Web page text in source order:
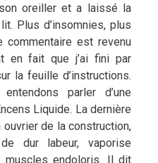
oreiller et a laissé la
Plus d’insomnies, plus
commentaire est revenu
en fait que j’ai fini par
la feuille d’instructions.
parler d’une
Liquide. La dernière
de la construction,
dur labeur, vaporise
muscles endoloris. Il dit